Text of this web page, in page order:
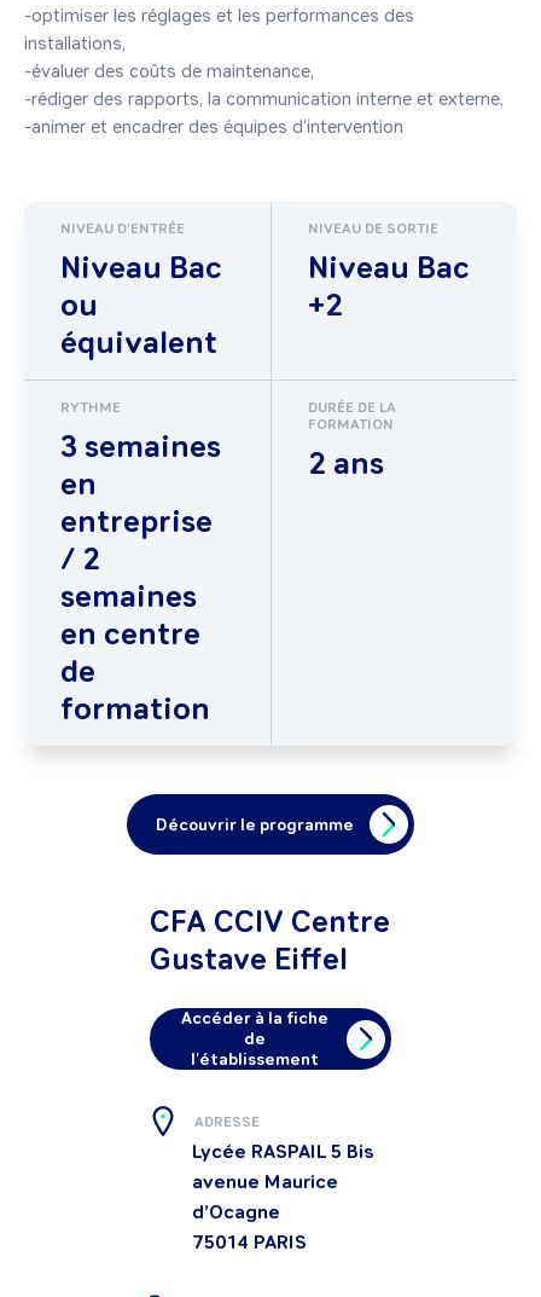
-optimiser les réglages et les performances des
installations,
-évaluer des coûts de maintenance,
-rédiger des rapports, la communication interne et externe,
-animer et encadrer des équipes d’intervention
NIVEAU D'ENTRÉE
Niveau Bac
ou
équivalent
NIVEAU DE SORTIE
Niveau Bac
+2
RYTHME
3 semaines
en
entreprise
/ 2
semaines
en centre
de
formation
DURÉE DE LA
FORMATION
2 ans
Découvrir le programme
CFA CCIV Centre
Gustave Eiffel
Accéder à la fiche
de
l'établissement
ADRESSE
Lycée RASPAIL 5 Bis
avenue Maurice
d’Ocagne
75014 PARIS